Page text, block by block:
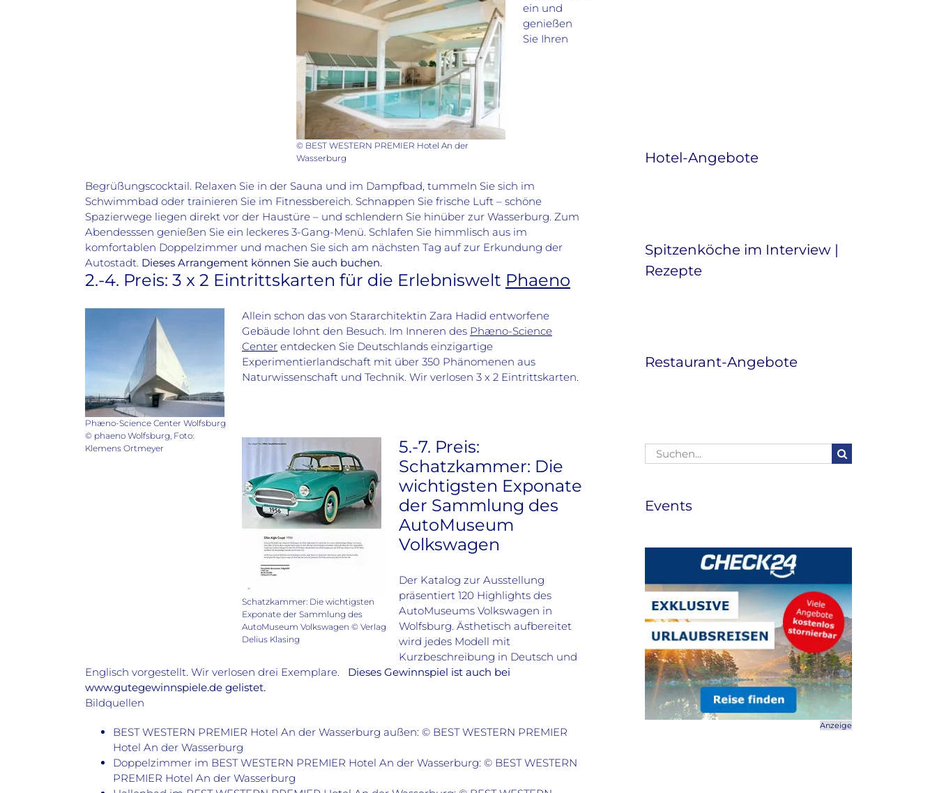
© BEST WESTERN PREMIER Hotel An der
Wasserburg
ein und
genießen
Sie Ihren
Begrüßungscocktail. Relaxen Sie in der Sauna und im Dampfbad, tummeln Sie sich im
Schwimmbad oder trainieren Sie im Fitnessbereich. Schnappen Sie frische Luft – schöne
Spazierwege liegen direkt vor der Haustüre – und schlendern Sie hinüber zur Wasserburg. Zum
Abendesssen genießen Sie ein leckeres 3-Gang-Menü. Schlafen Sie himmlisch aus im
komfortablen Doppelzimmer und machen Sie sich am nächsten Tag auf zur Erkundung der
Autostadt. Dieses Arrangement können Sie auch buchen.
2.-4. Preis: 3 x 2 Eintrittskarten für die Erlebniswelt Phaeno
Phæno-Science Center Wolfsburg
© phaeno Wolfsburg, Foto:
Klemens Ortmeyer
Allein schon das von Stararchitektin Zara Hadid entworfene
Gebäude lohnt den Besuch. Im Inneren des Phæno-Science
Center entdecken Sie Deutschlands einzigartige
Experimentierlandschaft mit über 350 Phänomenen aus
Naturwissenschaft und Technik. Wir verlosen 3 x 2 Eintrittskarten.
Schatzkammer: Die wichtigsten
Exponate der Sammlung des
AutoMuseum Volkswagen © Verlag
Delius Klasing
5.-7. Preis:
Schatzkammer: Die
wichtigsten Exponate
der Sammlung des
AutoMuseum
Volkswagen
Der Katalog zur Ausstellung
präsentiert 120 Highlights des
AutoMuseums Volkswagen in
Wolfsburg. Ästhetisch aufbereitet
wird jedes Modell mit
Kurzbeschreibung in Deutsch und
Englisch vorgestellt. Wir verlosen drei Exemplare. Dieses Gewinnspiel ist auch bei
www.gutegewinnspiele.de gelistet.
Bildquellen
BEST WESTERN PREMIER Hotel An der Wasserburg außen: © BEST WESTERN PREMIER
Hotel An der Wasserburg
Doppelzimmer im BEST WESTERN PREMIER Hotel An der Wasserburg: © BEST WESTERN
PREMIER Hotel An der Wasserburg
Hotel-Angebote
Spitzenköche im Interview |
Rezepte
Restaurant-Angebote
Suche
nach:
Events
Anzeige